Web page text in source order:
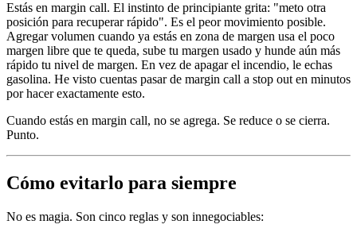
Estás en margin call. El instinto de principiante grita: "meto otra
posición para recuperar rápido". Es el peor movimiento posible.
Agregar volumen cuando ya estás en zona de margen usa el poco
margen libre que te queda, sube tu margen usado y hunde aún más
rápido tu nivel de margen. En vez de apagar el incendio, le echas
gasolina. He visto cuentas pasar de margin call a stop out en minutos
por hacer exactamente esto.
Cuando estás en margin call, no se agrega. Se reduce o se cierra.
Punto.
Cómo evitarlo para siempre
No es magia. Son cinco reglas y son innegociables: